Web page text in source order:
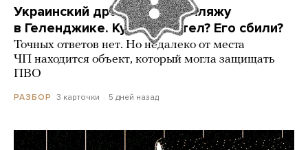
Украинский дрон попал по пляжу
в Геленджике. Куда он летел? Его сбили?
Точных ответов нет. Но недалеко от места
ЧП находится объект, который могла защищать
ПВО
РАЗБОР 3 карточки 5 дней назад